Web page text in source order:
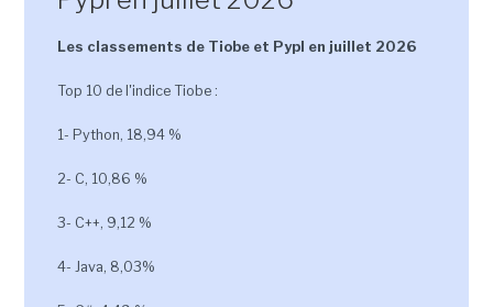
Les classements de Tiobe et Pypl en juillet 2026
Top 10 de l'indice Tiobe :
1- Python, 18,94 %
2- C, 10,86 %
3- C++, 9,12 %
4- Java, 8,03%